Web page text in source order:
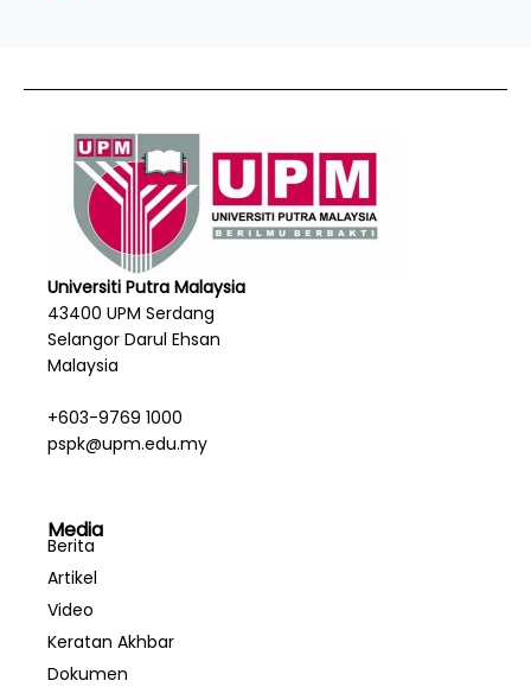
Universiti Putra Malaysia
43400 UPM Serdang
Selangor Darul Ehsan
Malaysia
+603-9769 1000
pspk@upm.edu.my
Media
Berita
Artikel
Video
Keratan Akhbar
Dokumen